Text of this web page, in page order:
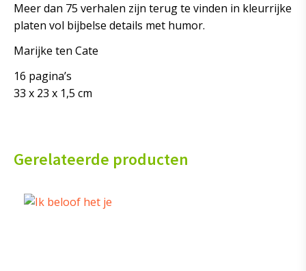
Meer dan 75 verhalen zijn terug te vinden in kleurrijke
platen vol bijbelse details met humor.
Marijke ten Cate
16 pagina’s
33 x 23 x 1,5 cm
Gerelateerde producten